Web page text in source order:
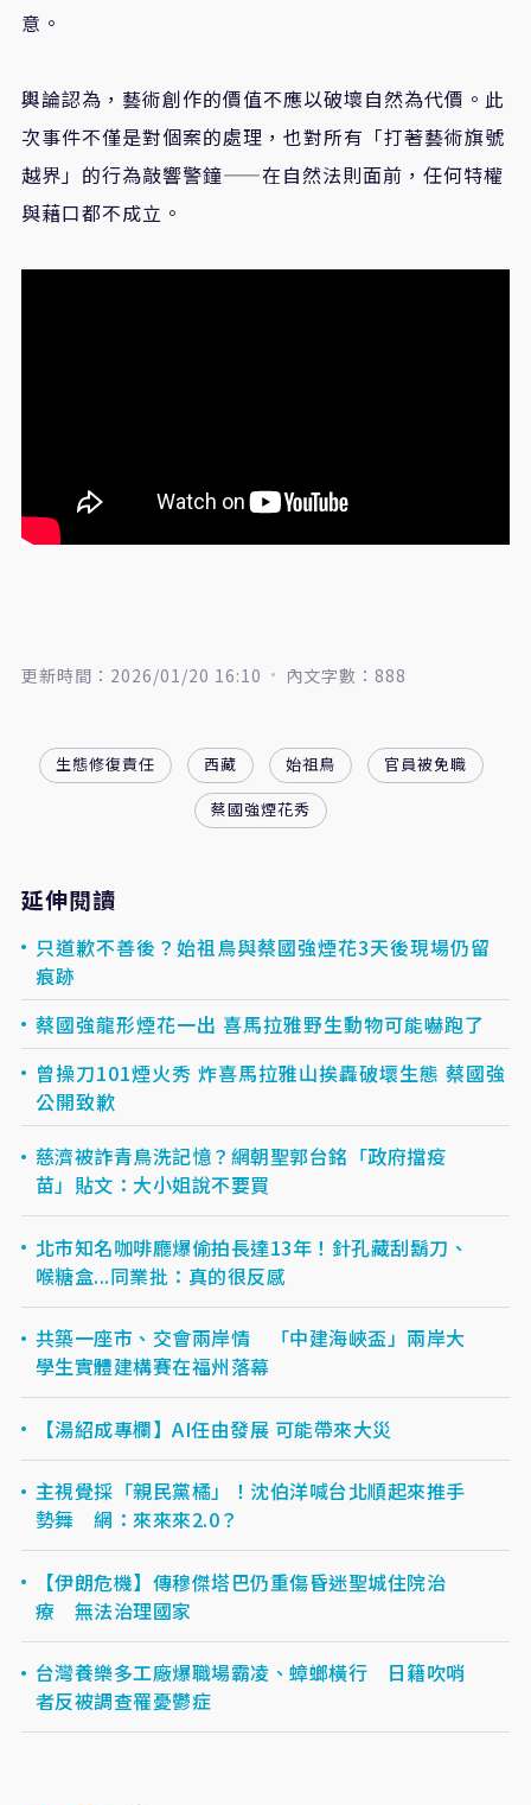
意。
輿論認為，藝術創作的價值不應以破壞自然為代價。此
次事件不僅是對個案的處理，也對所有「打著藝術旗號
越界」的行為敲響警鐘——在自然法則面前，任何特權
與藉口都不成立。
更新時間：2026/01/20 16:10 內文字數：888
生態修復責任 西藏 始祖鳥
官員被免職
蔡國強煙花秀
延伸閱讀
只道歉不善後？始祖鳥與蔡國強煙花3天後現場仍留
痕跡
蔡國強龍形煙花一出 喜馬拉雅野生動物可能嚇跑了
曾操刀101煙火秀 炸喜馬拉雅山挨轟破壞生態 蔡國強
公開致歉
慈濟被詐青鳥洗記憶？網朝聖郭台銘「政府擋疫
苗」貼文：大小姐說不要買
北市知名咖啡廳爆偷拍長達13年！針孔藏刮鬍刀、
喉糖盒...同業批：真的很反感
共築一座市、交會兩岸情 「中建海峽盃」兩岸大
學生實體建構賽在福州落幕
【湯紹成專欄】AI任由發展 可能帶來大災
主視覺採「親民黨橘」！沈伯洋喊台北順起來推手
勢舞 網：來來來2.0？
【伊朗危機】傳穆傑塔巴仍重傷昏迷聖城住院治
療 無法治理國家
台灣養樂多工廠爆職場霸凌、蟑螂橫行 日籍吹哨
者反被調查罹憂鬱症